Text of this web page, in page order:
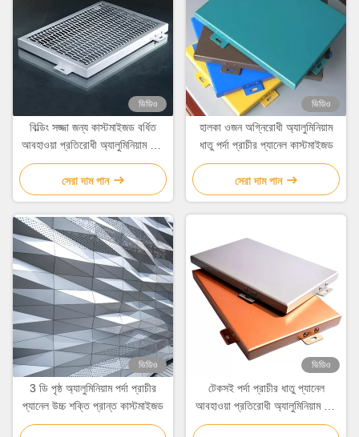
ভিডিও
বিল্ডিং সজ্জা জন্য কাস্টমাইজড বর্ধিত
আবহাওয়া প্রতিরোধী অ্যালুমিনিয়াম জাল
প্যানেল
সেরা দাম পান
ভিডিও
হালকা ওজন অগ্নিরোধী অ্যালুমিনিয়াম
ধাতু পর্দা প্রাচীর প্যানেল কাস্টমাইজড
সেরা দাম পান
ভিডিও
3 ডি পৃষ্ঠ অ্যালুমিনিয়াম পর্দা প্রাচীর
প্যানেল উচ্চ শক্তি প্রান্ত কাস্টমাইজড
ভিডিও
টেকসই পর্দা প্রাচীর ধাতু প্যানেল
আবহাওয়া প্রতিরোধী অ্যালুমিনিয়াম খাদ
শীট